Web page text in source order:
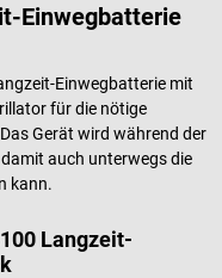
Einwegbatterie
Einwegbatterie mit
für die nötige
Gerät wird während der
auch unterwegs die
kann.
Langzeit-